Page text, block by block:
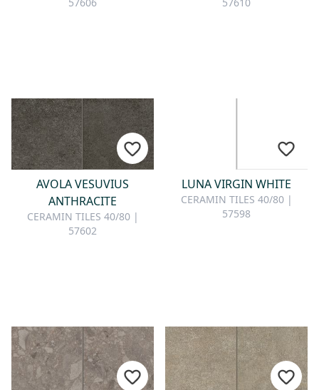
AVOLA VESUVIUS
ANTHRACITE
CERAMIN TILES 40/80 |
57602
LUNA VIRGIN WHITE
CERAMIN TILES 40/80 |
57598